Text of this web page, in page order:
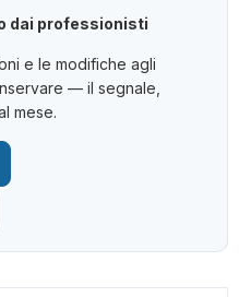
dai professionisti
e le modifiche agli
— il segnale,
mese.